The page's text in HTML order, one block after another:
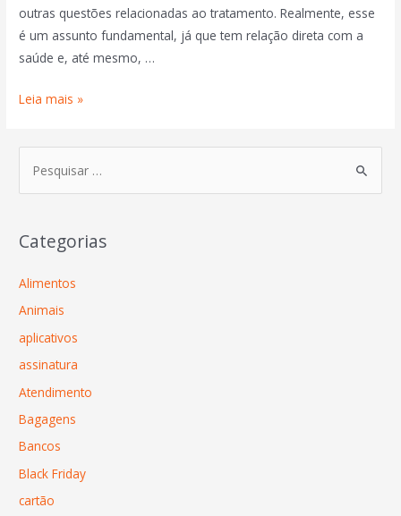
outras questões relacionadas ao tratamento. Realmente, esse
é um assunto fundamental, já que tem relação direta com a
saúde e, até mesmo, …
Leia mais »
Categorias
Alimentos
Animais
aplicativos
assinatura
Atendimento
Bagagens
Bancos
Black Friday
cartão